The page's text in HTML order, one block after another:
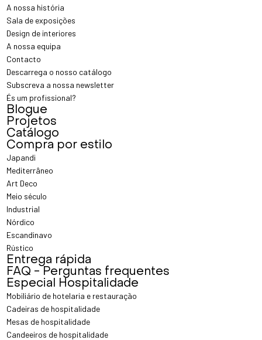
A nossa história
Sala de exposições
Design de interiores
A nossa equipa
Contacto
Descarrega o nosso catálogo
Subscreva a nossa newsletter
És um profissional?
Blogue
Projetos
Catálogo
Compra por estilo
Japandi
Mediterrâneo
Art Deco
Meio século
Industrial
Nórdico
Escandinavo
Rústico
Entrega rápida
FAQ - Perguntas frequentes
Especial Hospitalidade
Mobiliário de hotelaria e restauração
Cadeiras de hospitalidade
Mesas de hospitalidade
Candeeiros de hospitalidade